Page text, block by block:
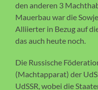
den anderen 3
Mauerbau war die
Alliierter in Bezug auf
das auch heute noch.
Die Russische
(Machtapparat) der
UdSSR, wobei die